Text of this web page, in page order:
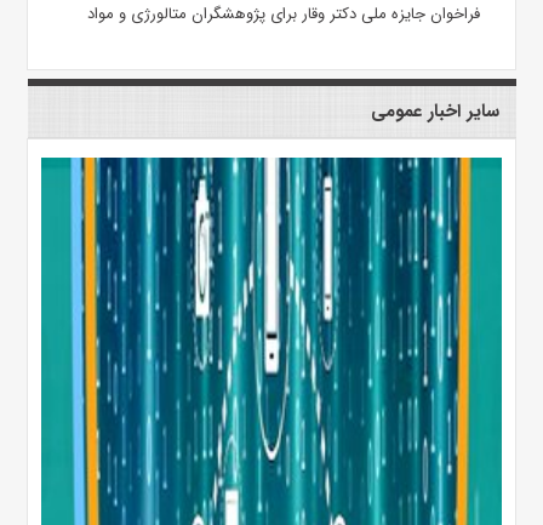
فراخوان جایزه ملی دکتر وقار برای پژوهشگران متالورژی و مواد
سایر اخبار عمومی